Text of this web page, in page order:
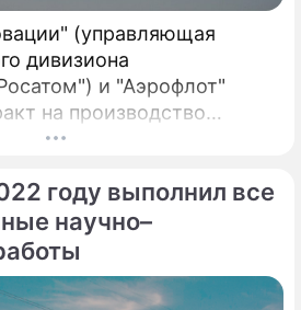
(управляющая
дивизиона
и "Аэрофлот"
на производство
для систем
проект по
воздушных
вентиляции в салонах
производства.
году выполнил все
научно–